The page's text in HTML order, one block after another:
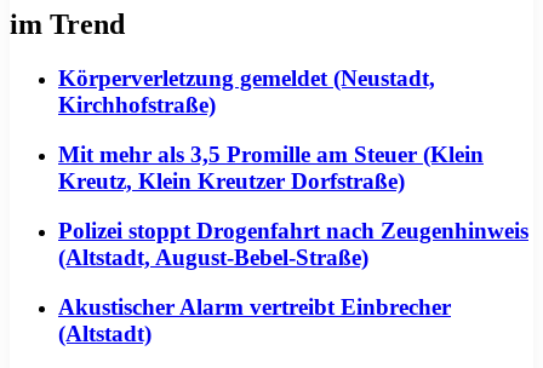
im Trend
Körperverletzung gemeldet (Neustadt,
Kirchhofstraße)
Mit mehr als 3,5 Promille am Steuer (Klein
Kreutz, Klein Kreutzer Dorfstraße)
Polizei stoppt Drogenfahrt nach Zeugenhinweis
(Altstadt, August-Bebel-Straße)
Akustischer Alarm vertreibt Einbrecher
(Altstadt)